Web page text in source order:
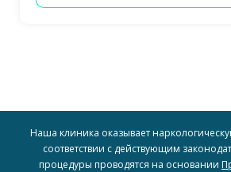
Наша клиника оказывает
соответствии с действующим
процедуры проводятся на основании